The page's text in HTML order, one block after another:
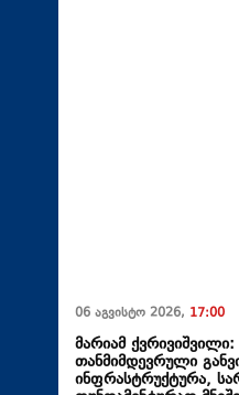
06 აგვისტო 2026, 17:00
მარიამ
თანმიმდევრული
ინფრასტრუქტურა,